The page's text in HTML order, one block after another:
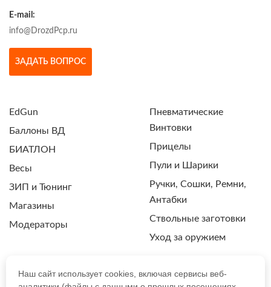
E-mail:
info@DrozdPcp.ru
ЗАДАТЬ ВОПРОС
EdGun
Баллоны ВД
БИАТЛОН
Весы
ЗИП и Тюнинг
Магазины
Модераторы
Пневматические
Винтовки
Прицелы
Пули и Шарики
Ручки, Сошки, Ремни,
Антабки
Ствольные заготовки
Уход за оружием
Наш сайт использует cookies, включая сервисы веб-